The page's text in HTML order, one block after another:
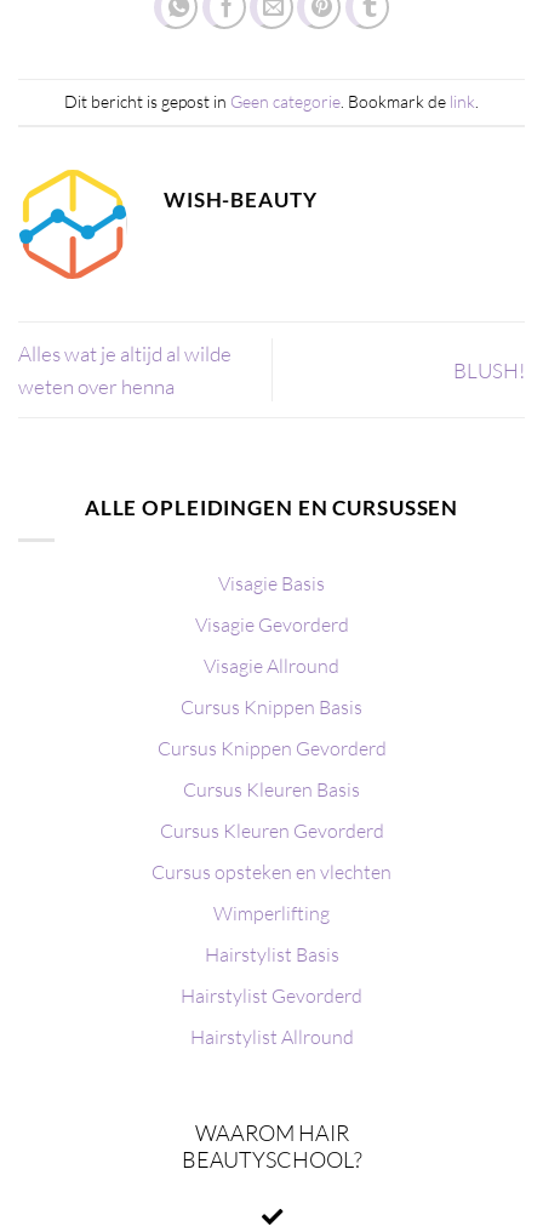
Dit bericht is gepost in Geen categorie . Bookmark de link
WISH-BEAUTY
Alles wat je altijd al wilde
weten over henna
BLUSH!
ALLE OPLEIDINGEN EN CURSUSSEN
Visagie Basis
Visagie Gevorderd
Visagie Allround
Cursus Knippen Basis
Cursus Knippen Gevorderd
Cursus Kleuren Basis
Cursus Kleuren Gevorderd
Cursus opsteken en vlechten
Wimperlifting
Hairstylist Basis
Hairstylist Gevorderd
Hairstylist Allround
WAAROM HAIR
BEAUTYSCHOOL?